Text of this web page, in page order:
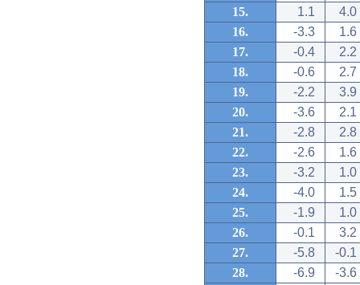
15.
1.1
4.0
16.
-3.3
1.6
17.
-0.4
2.2
18.
-0.6
2.7
19.
-2.2
3.9
20.
-3.6
2.1
21.
-2.8
2.8
22.
-2.6
1.6
23.
-3.2
1.0
24.
-4.0
1.5
25.
-1.9
1.0
26.
-0.1
3.2
27.
-5.8
-0.1
28.
-6.9
-3.6